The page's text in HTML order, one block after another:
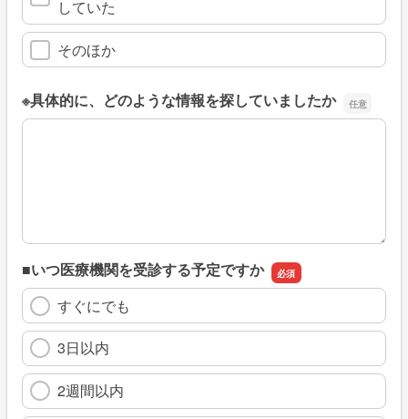
していた
そのほか
※具体的に、どのような情報を探していましたか
※具体的に、どのような情報を探していましたか
■いつ医療機関を受診する予定ですか
すぐにでも
3日以内
2週間以内